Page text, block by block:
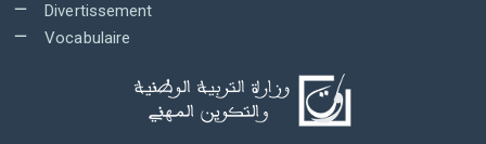
Divertissement
Vocabulaire